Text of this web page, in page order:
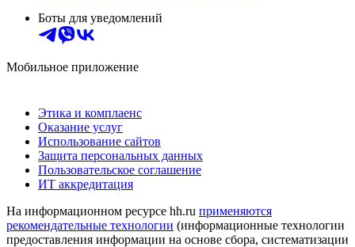
Боты для уведомлений
Мобильное приложение
Этика и комплаенс
Оказание услуг
Использование сайтов
Защита персональных данных
Пользовательское соглашение
ИТ аккредитация
На информационном ресурсе hh.ru применяются
рекомендательные технологии (информационные технологии
предоставления информации на основе сбора, систематизации